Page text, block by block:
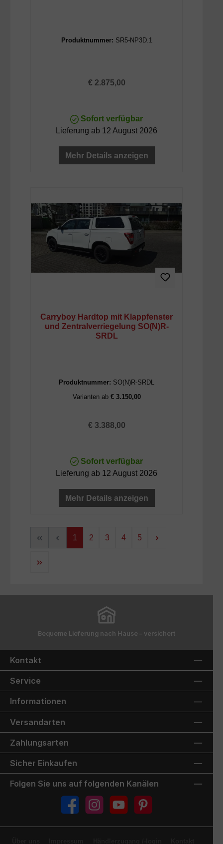
Produktnummer: SR5-NP3D.1
Regulärer Preis:
€ 2.875,00
Sofort verfügbar
Lieferung ab 12 August 2026
Mehr Details anzeigen
Carryboy Hardtop mit Klappfenster
und Zentralverriegelung SO(N)R-
SRDL
Produktnummer: SO(N)R-SRDL
Varianten ab€ 3.150,00
Regulärer Preis:
€ 3.388,00
Sofort verfügbar
Lieferung ab 12 August 2026
Mehr Details anzeigen
Seite
1 Seite
2 Seite
3 Seite
4 Seite
5
Bequeme Lieferung nach Hause – versichert
Kontakt
Service
Informationen
Versandarten
Zahlungsarten
Sicher Einkaufen
Folgen Sie uns auf folgenden Kanälen
FacebookInstagramYouTube Pinterest